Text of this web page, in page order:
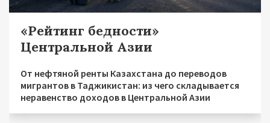
«Рейтинг бедности»
Центральной Азии
От нефтяной ренты Казахстана до переводов
мигрантов в Таджикистан: из чего складывается
неравенство доходов в Центральной Азии